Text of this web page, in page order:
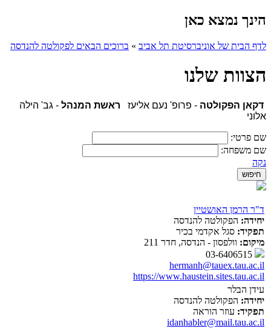
הינך נמצא כאן
לדף הבית של אוניברסיטת תל אביב » ברוכים הבאים לפקולטה להנדסה
הצוות שלנו
דקאן הפקולטה - פרופ' נעם אליעז ראשת המנהל - גב' הילה
אלוני
שם פרטי:
שם משפחה:
נקה
ד"ר הרמן האושטיין
יחידה: הפקולטה להנדסה
תפקיד: סגל אקדמי בכיר
מיקום: וולפסון - הנדסה, חדר 211
hermanh@tauex.tau.ac.il
https://www.haustein.sites.tau.ac.il
עידן הבלר
יחידה: הפקולטה להנדסה
תפקיד: עוזר הוראה
idanhabler@mail.tau.ac.il